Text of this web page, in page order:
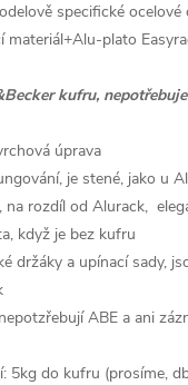
specifické ocelové
materiál+Alu-plato
kufru,
úprava
je stené, jako u
na rozdíl od Alurack,
když je bez kufru
držáky a upínací sady,
ABE a ani
5kg do kufru (prosíme,